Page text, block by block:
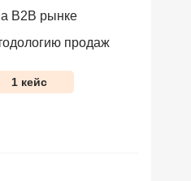
продаж
B2B рынке
1 кейс